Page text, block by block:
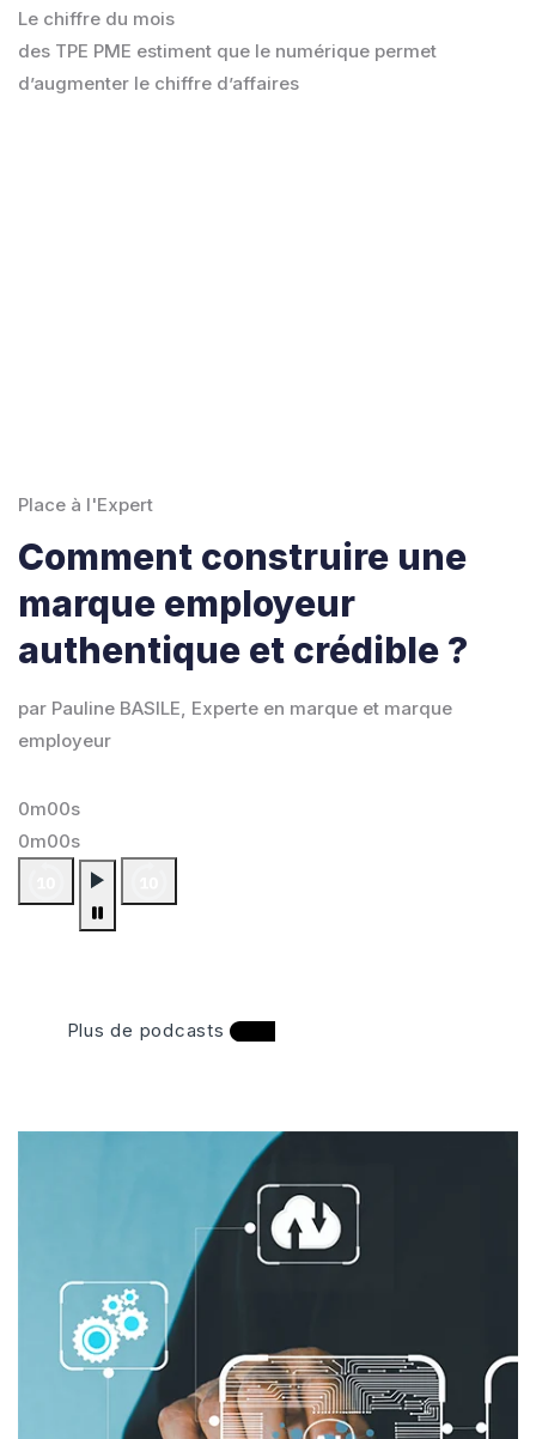
Le chiffre du mois
des TPE PME estiment que le numérique permet
d’augmenter le chiffre d’affaires
Place à l'Expert
Comment construire une
marque employeur
authentique et crédible ?
par Pauline BASILE, Experte en marque et marque
employeur
0m00s
0m00s
Plus de podcasts